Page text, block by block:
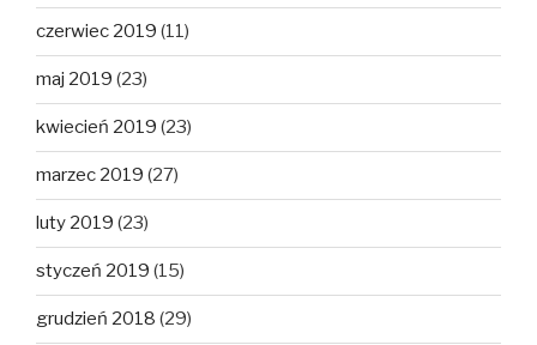
czerwiec 2019 (11)
maj 2019 (23)
kwiecień 2019 (23)
marzec 2019 (27)
luty 2019 (23)
styczeń 2019 (15)
grudzień 2018 (29)